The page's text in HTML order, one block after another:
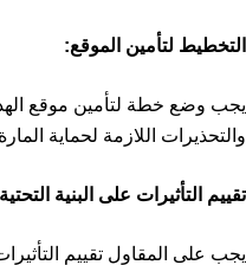
التخطيط لتأمين الموقع:
يجب وضع خطة لتأمين موقع
والتحذيرات اللازمة لحماية
تقييم التأثيرات على البنية
يجب على المقاول تقييم